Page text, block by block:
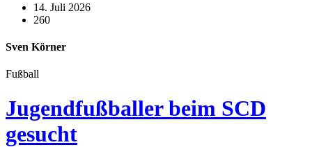
14. Juli 2026
260
Sven Körner
Fußball
Jugendfußballer beim SCD
gesucht